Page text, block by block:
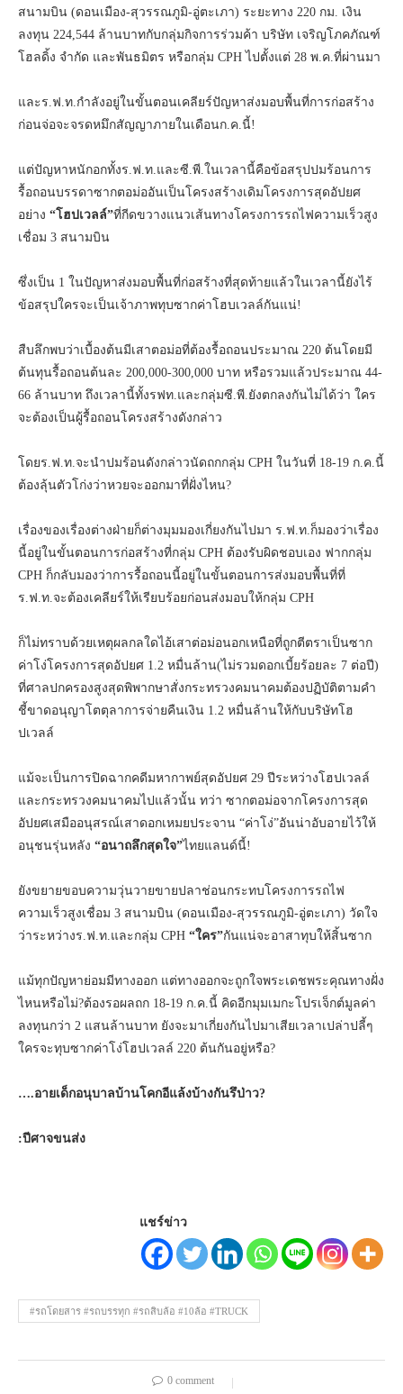
สนามบิน (ดอนเมือง-สุวรรณภูมิ-อู่ตะเภา) ระยะทาง 220 กม. เงิน
ลงทุน 224,544 ล้านบาทกับกลุ่มกิจการร่วมค้า บริษัท เจริญโภคภัณฑ์
โฮลดิ้ง จำกัด และพันธมิตร หรือกลุ่ม CPH ไปตั้งแต่ 28 พ.ค.ที่ผ่านมา
และร.ฟ.ท.กำลังอยู่ในขั้นตอนเคลียร์ปัญหาส่งมอบพื้นที่การก่อสร้าง
ก่อนจ่อจะจรดหมึกสัญญาภายในเดือนก.ค.นี้!
แต่ปัญหาหนักอกทั้งร.ฟ.ท.และซี.พี.ในเวลานี้คือข้อสรุปปมร้อนการ
รื้อถอนบรรดาซากตอม่ออันเป็นโครงสร้างเดิมโครงการสุดอัปยศ
อย่าง “โฮปเวลล์”ที่กีดขวางแนวเส้นทางโครงการรถไฟความเร็วสูง
เชื่อม 3 สนามบิน
ซึ่งเป็น 1 ในปัญหาส่งมอบพื้นที่ก่อสร้างที่สุดท้ายแล้วในเวลานี้ยังไร้
ข้อสรุปใครจะเป็นเจ้าภาพทุบซากค่าโฮบเวลล์กันแน่!
สืบลึกพบว่าเบื้องต้นมีเสาตอม่อที่ต้องรื้อถอนประมาณ 220 ต้นโดยมี
ต้นทุนรื้อถอนต้นละ 200,000-300,000 บาท หรือรวมแล้วประมาณ 44-
66 ล้านบาท ถึงเวลานี้ทั้งรฟท.และกลุ่มซี.พี.ยังตกลงกันไม่ได้ว่า ใคร
จะต้องเป็นผู้รื้อถอนโครงสร้างดังกล่าว
โดยร.ฟ.ท.จะนำปมร้อนดังกล่าวนัดถกกลุ่ม CPH ในวันที่ 18-19 ก.ค.นี้
ต้องลุ้นตัวโก่งว่าหวยจะออกมาที่ฝั่งไหน?
เรื่องของเรื่องต่างฝ่ายก็ต่างมุมมองเกี่ยงกันไปมา ร.ฟ.ท.ก็มองว่าเรื่อง
นี้อยู่ในขั้นตอนการก่อสร้างที่กลุ่ม CPH ต้องรับผิดชอบเอง ฟากกลุ่ม
CPH ก็กลับมองว่าการรื้อถอนนี้อยู่ในขั้นตอนการส่งมอบพื้นที่ที่
ร.ฟ.ท.จะต้องเคลียร์ให้เรียบร้อยก่อนส่งมอบให้กลุ่ม CPH
ก็ไม่ทราบด้วยเหตุผลกลใดไอ้เสาต่อม่อนอกเหนือที่ถูกตีตราเป็นซาก
ค่าโง่โครงการสุดอัปยศ 1.2 หมื่นล้าน(ไม่รวมดอกเบี้ยร้อยละ 7 ต่อปี)
ที่ศาลปกครองสูงสุดพิพากษาสั่งกระทรวงคมนาคมต้องปฏิบัติตามคำ
ชี้ขาดอนุญาโตตุลาการจ่ายคืนเงิน 1.2 หมื่นล้านให้กับบริษัทโฮ
ปเวลล์
แม้จะเป็นการปิดฉากคดีมหากาพย์สุดอัปยศ 29 ปีระหว่างโฮปเวลล์
และกระทรวงคมนาคมไปแล้วนั้น ทว่า ซากตอม่อจากโครงการสุด
อัปยศเสมืออนุสรณ์เสาดอกเหมยประจาน “ค่าโง่”อันน่าอับอายไว้ให้
อนุชนรุ่นหลัง “อนาถลึกสุดใจ”ไทยแลนด์นี้!
ยังขยายขอบความวุ่นวายขายปลาช่อนกระทบโครงการรถไฟ
ความเร็วสูงเชื่อม 3 สนามบิน (ดอนเมือง-สุวรรณภูมิ-อู่ตะเภา) วัดใจ
ว่าระหว่างร.ฟ.ท.และกลุ่ม CPH “ใคร”กันแน่จะอาสาทุบให้สิ้นซาก
แม้ทุกปัญหาย่อมมีทางออก แต่ทางออกจะถูกใจพระเดชพระคุณทางฝั่ง
ไหนหรือไม่?ต้องรอผลถก 18-19 ก.ค.นี้ คิดอีกมุมเมกะโปรเจ็กต์มูลค่า
ลงทุนกว่า 2 แสนล้านบาท ยังจะมาเกี่ยงกันไปมาเสียเวลาเปล่าปลี้ๆ
ใครจะทุบซากค่าโง่โฮปเวลล์ 220 ต้นกันอยู่หรือ?
….อายเด็กอนุบาลบ้านโคกอีแล้งบ้างกันรึป่าว?
:ปีศาจขนส่ง
แชร์ข่าว
#รถโดยสาร #รถบรรทุก #รถสิบล้อ #10ล้อ #TRUCK
0 comment